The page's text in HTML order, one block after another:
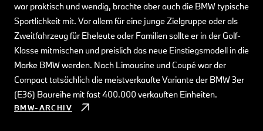
war praktisch und wendig, brachte aber auch die BMW typische
Sportlichkeit mit. Vor allem für eine junge Zielgruppe oder als
Zweitfahrzeug für Eheleute oder Familien sollte er in der Golf-
Klasse mitmischen und preislich das neue Einstiegsmodell in die
Marke BMW werden. Nach Limousine und Coupé war der
Compact tatsächlich die meistverkaufte Variante der BMW 3er
(E36) Baureihe mit fast 400.000 verkauften Einheiten.
BMW-ARCHIV